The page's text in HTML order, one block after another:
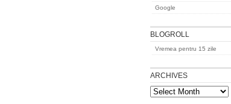
Google
BLOGROLL
Vremea pentru 15 zile
ARCHIVES
Archives